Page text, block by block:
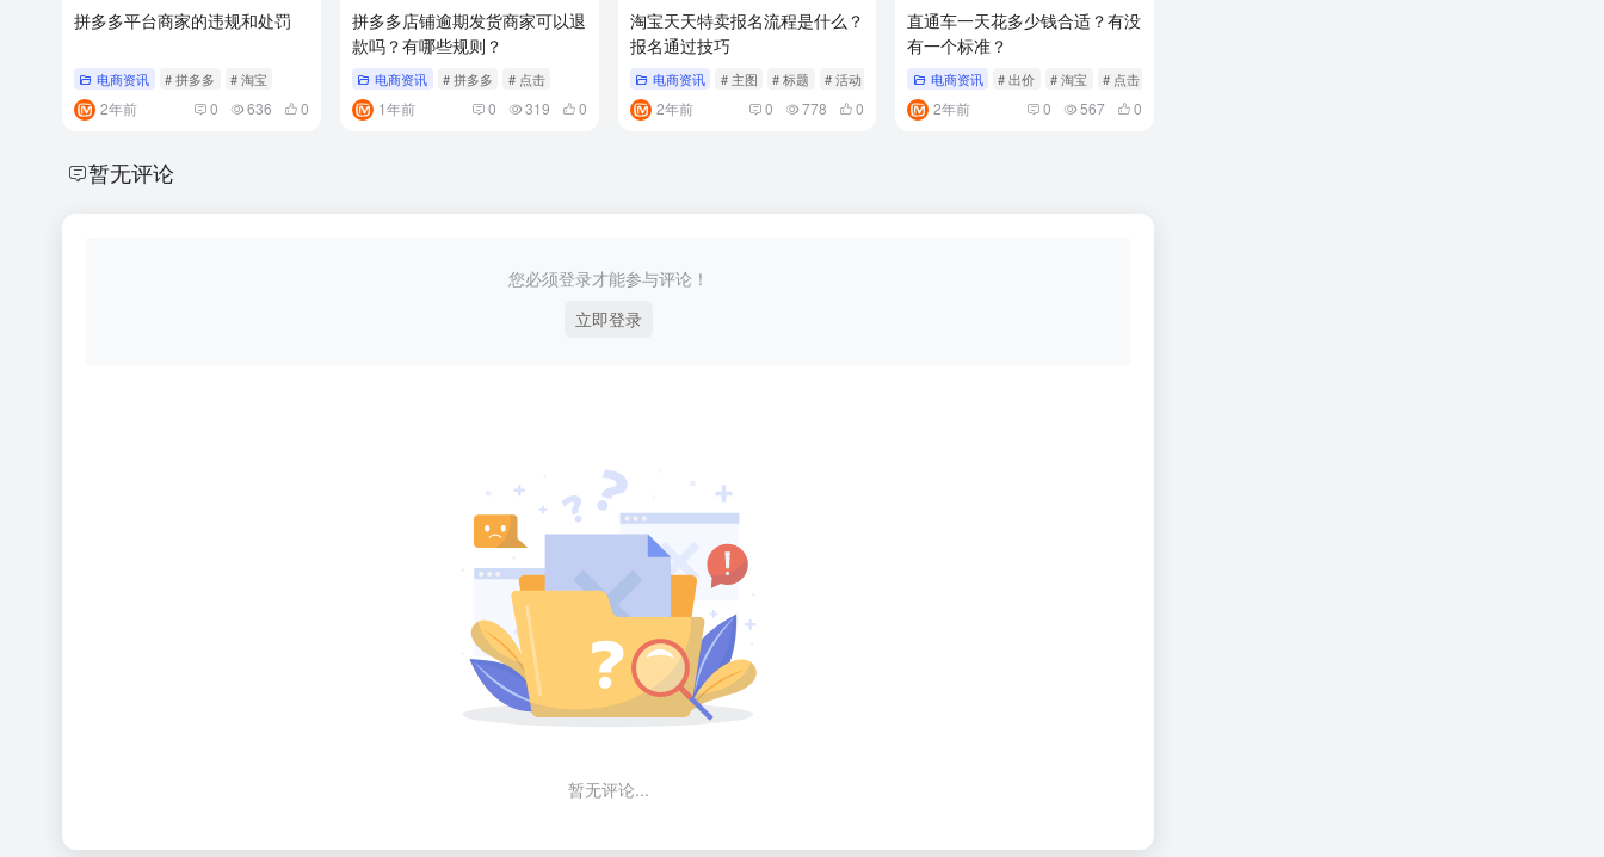
拼多多平台商家的违规和处罚
电商资讯 # 拼多多 # 淘宝
2年前 0 636 0
拼多多店铺逾期发货商家可以退
款吗？有哪些规则？
电商资讯 # 拼多多 # 点击
1年前 0 319 0
淘宝天天特卖报名流程是什么？
报名通过技巧
电商资讯 # 主图 # 标题 # 活动
2年前 0 778 0
直通车一天花多少钱合适？有没
有一个标准？
电商资讯 # 出价 # 淘宝 # 点击
2年前 0 567 0
暂无评论
您必须登录才能参与评论！
立即登录
暂无评论...